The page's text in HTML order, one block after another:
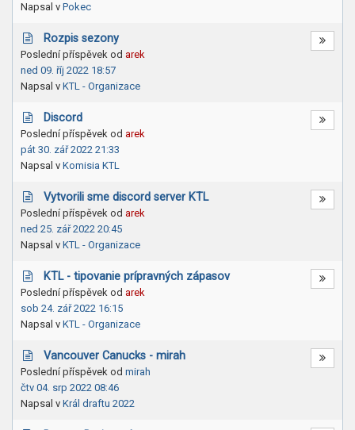
Napsal v Pokec
Rozpis sezony
Poslední příspěvek od arek
ned 09. říj 2022 18:57
Napsal v KTL - Organizace
Discord
Poslední příspěvek od arek
pát 30. zář 2022 21:33
Napsal v Komisia KTL
Vytvorili sme discord server KTL
Poslední příspěvek od arek
ned 25. zář 2022 20:45
Napsal v KTL - Organizace
KTL - tipovanie prípravných zápasov
Poslední příspěvek od arek
sob 24. zář 2022 16:15
Napsal v KTL - Organizace
Vancouver Canucks - mirah
Poslední příspěvek od mirah
čtv 04. srp 2022 08:46
Napsal v Král draftu 2022